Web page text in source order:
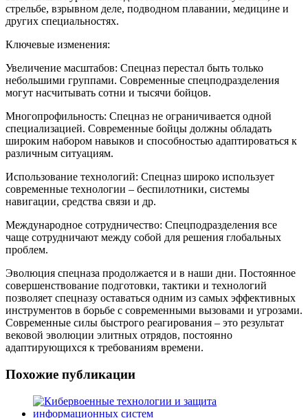
стрельбе, взрывном деле, подводном плавании, медицине и
других специальностях.
Ключевые изменения:
Увеличение масштабов: Спецназ перестал быть только
небольшими группами. Современные спецподразделения
могут насчитывать сотни и тысячи бойцов.
Многопрофильность: Спецназ не ограничивается одной
специализацией. Современные бойцы должны обладать
широким набором навыков и способностью адаптироваться к
различным ситуациям.
Использование технологий: Спецназ широко использует
современные технологии – беспилотники, системы
навигации, средства связи и др.
Международное сотрудничество: Спецподразделения все
чаще сотрудничают между собой для решения глобальных
проблем.
Эволюция спецназа продолжается и в наши дни. Постоянное
совершенствование подготовки, тактики и технологий
позволяет спецназу оставаться одним из самых эффективных
инструментов в борьбе с современными вызовами и угрозами.
Современные силы быстрого реагирования – это результат
вековой эволюции элитных отрядов, постоянно
адаптирующихся к требованиям времени.
Похожие публикации